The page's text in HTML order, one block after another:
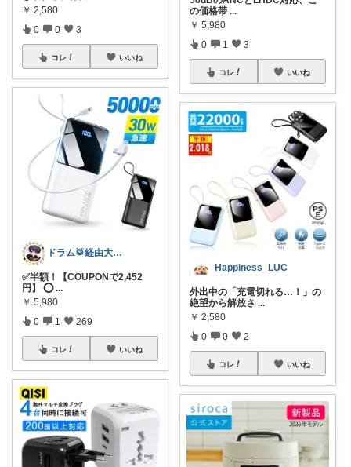
￥ 2,580
0 0 3
コレ いいね
ドラム🥁経由大感謝🉐
✅半額！【COUPONで2,452
円】 ⭕ ...
￥ 5,980
0 1 269
コレ いいね
の価格帯 ...
￥ 5,980
0 1 3
コレ いいね
Happiness_LUC
外出中の「充電切れる…！」の
絶望から解放さ ...
￥ 2,580
0 0 2
コレ いいね